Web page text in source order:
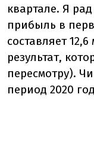
квартале. Я
прибыль в
составляет
результат,
пересмотру).
период 2020